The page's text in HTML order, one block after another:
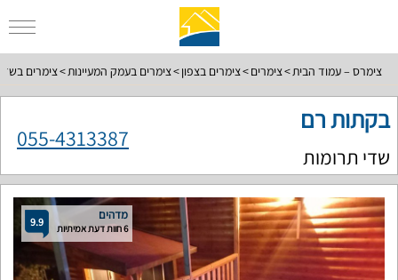
צימרס – עמוד הבית צימרים צימרים בצפון צימרים בעמק המעיינות צימרים
בקתות רם
שדי תרומות
055-4313387
9.9 מדהים
6 חוות דעת אמיתיות